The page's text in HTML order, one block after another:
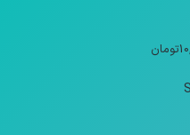
تومان